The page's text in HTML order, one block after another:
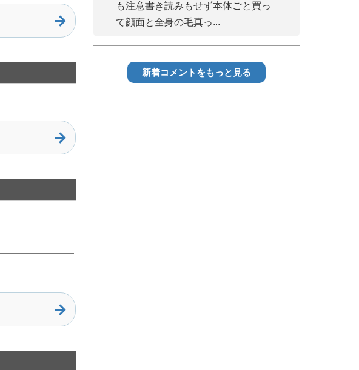
も注意書き読みもせず本体ごと買っ
て顔面と全身の毛真っ...
新着コメントをもっと見る